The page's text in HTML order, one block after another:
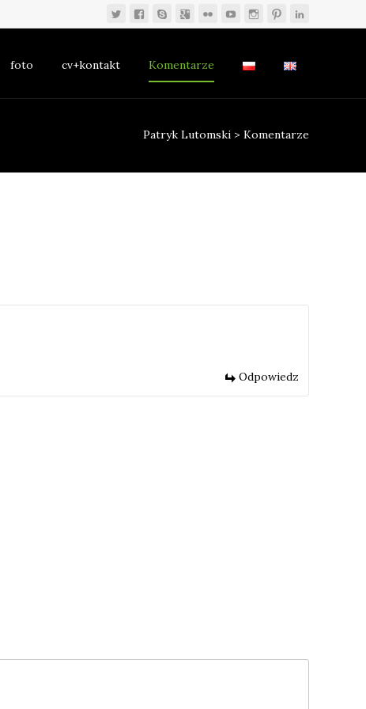
foto cv+kontakt Komentarze
Patryk Lutomski > Komentarze
Odpowiedz